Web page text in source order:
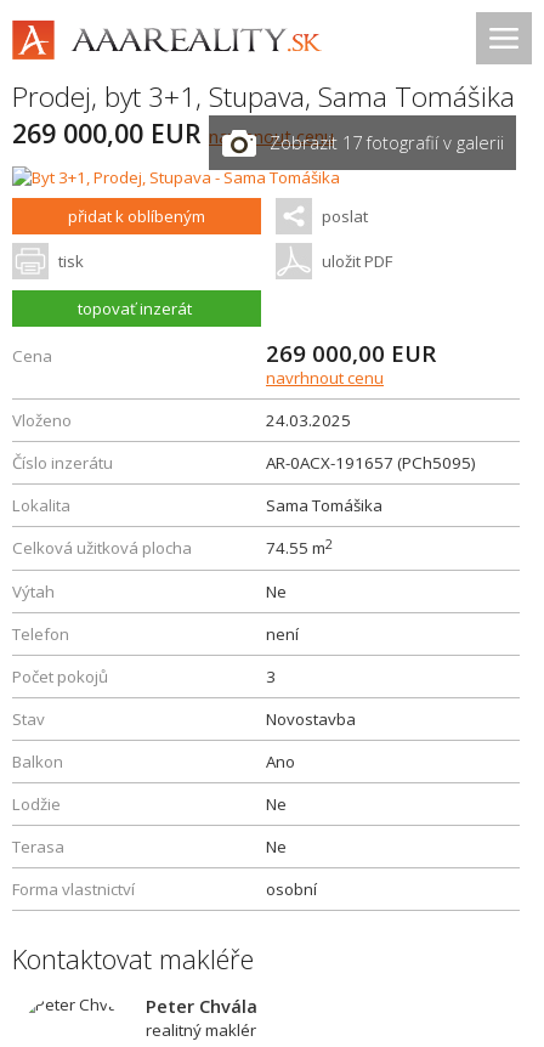
Prodej, byt 3+1, Stupava, Sama Tomášika
269 000,00 EUR navrhnout cenuZobrazit 17 fotografií v galerii
přidat k oblíbeným poslat
tisk uložit PDF
topovať inzerát
Cena 269 000,00 EUR
navrhnout cenu
Vloženo
24.03.2025
Číslo inzerátu
AR-0ACX-191657 (PCh5095)
Lokalita
Sama Tomášika
Celková užitková plocha
74.55 m2
Výtah
Ne
Telefon
není
Počet pokojů
3
Stav
Novostavba
Balkon
Ano
Lodžie
Ne
Terasa
Ne
Forma vlastnictví
osobní
Kontaktovat makléře
Peter Chvála
realitný maklér